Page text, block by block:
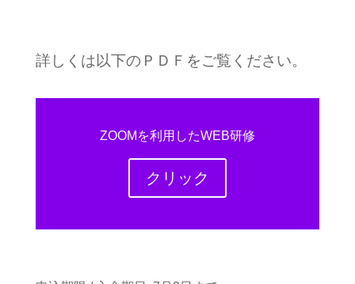
詳しくは以下のＰＤＦをご覧ください。
ZOOMを利用したWEB研修
クリック